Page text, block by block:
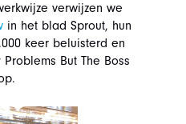
verwijzen we
in het blad Sprout, hun
keer beluisterd en
But The Boss